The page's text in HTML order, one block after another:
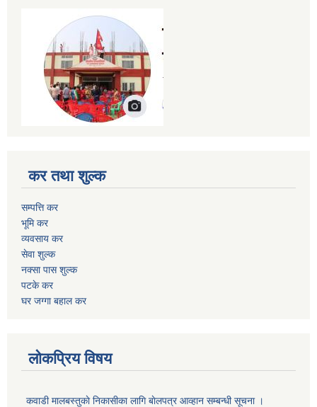
कर तथा शुल्क
सम्पत्ति कर
भूमि कर
व्यवसाय कर
सेवा शुल्क
नक्सा पास शुल्क
पटके कर
घर जग्गा बहाल कर
लोकप्रिय विषय
कवाडी मालबस्तुकाे निकासीका लागि बाेलपत्र आव्हान सम्बन्धी सूचना ।